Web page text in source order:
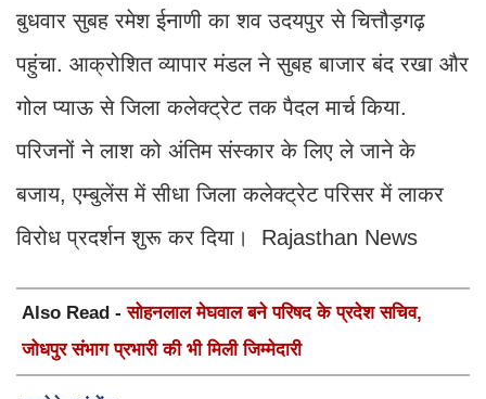
बुधवार सुबह रमेश ईनाणी का शव उदयपुर से चित्तौड़गढ़
पहुंचा. आक्रोशित व्यापार मंडल ने सुबह बाजार बंद रखा और
गोल प्याऊ से जिला कलेक्ट्रेट तक पैदल मार्च किया.
परिजनों ने लाश को अंतिम संस्कार के लिए ले जाने के
बजाय, एम्बुलेंस में सीधा जिला कलेक्ट्रेट परिसर में लाकर
विरोध प्रदर्शन शुरू कर दिया। Rajasthan News
Also Read -सोहनलाल मेघवाल बने परिषद के प्रदेश सचिव,
जोधपुर संभाग प्रभारी की भी मिली जिम्मेदारी